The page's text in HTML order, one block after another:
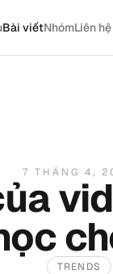
Bài viếtNhómLiên hệ
7 THÁNG 4,
TRENDS